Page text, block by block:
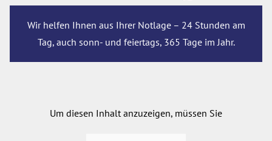
Wir helfen Ihnen aus Ihrer Notlage – 24 Stunden am
Tag, auch sonn- und feiertags, 365 Tage im Jahr.
Um diesen Inhalt anzuzeigen, müssen Sie